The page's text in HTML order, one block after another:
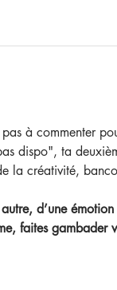
à commenter
dispo", ta
la créativité,
d’une
faites gambader